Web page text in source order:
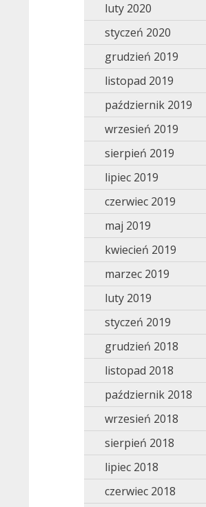
luty 2020
styczeń 2020
grudzień 2019
listopad 2019
październik 2019
wrzesień 2019
sierpień 2019
lipiec 2019
czerwiec 2019
maj 2019
kwiecień 2019
marzec 2019
luty 2019
styczeń 2019
grudzień 2018
listopad 2018
październik 2018
wrzesień 2018
sierpień 2018
lipiec 2018
czerwiec 2018